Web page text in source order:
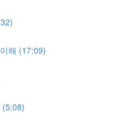
해 (17:09)
(5:08)